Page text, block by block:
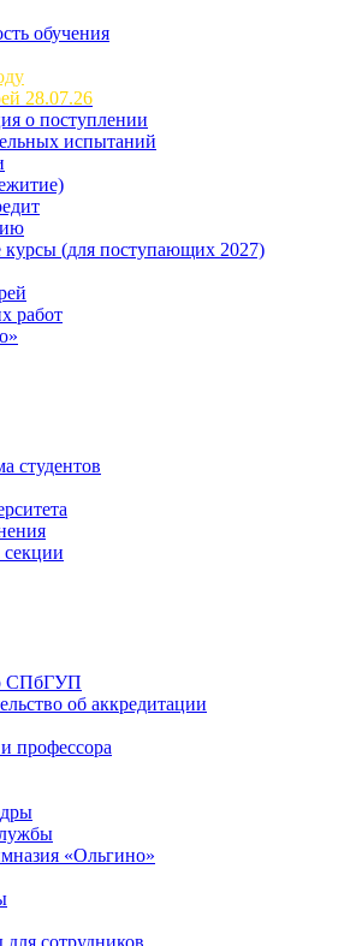
обучения
28.07.26
о поступлении
испытаний
курсы (для поступающих 2027)
работ
студентов
СПбГУП
об аккредитации
профессора
«Ольгино»
сотрудников